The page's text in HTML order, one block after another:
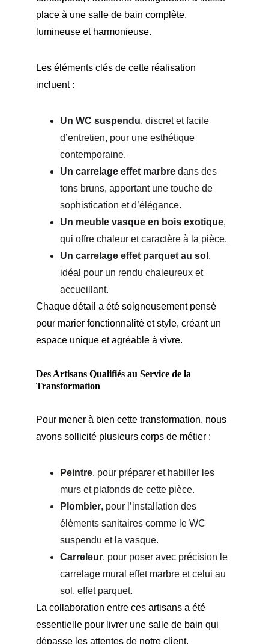
place à une salle de bain complète,
lumineuse et harmonieuse.
Les éléments clés de cette réalisation
incluent :
Un WC suspendu, discret et facile
d’entretien, pour une esthétique
contemporaine.
Un carrelage effet marbre dans des
tons bruns, apportant une touche de
sophistication et d’élégance.
Un meuble vasque en bois exotique,
qui offre chaleur et caractère à la pièce.
Un carrelage effet parquet au sol ,
idéal pour un rendu chaleureux et
accueillant.
Chaque détail a été soigneusement pensé
pour marier fonctionnalité et style, créant un
espace unique et agréable à vivre.
Des Artisans Qualifiés au Service de la
Transformation
Pour mener à bien cette transformation, nous
avons sollicité plusieurs corps de métier :
Peintre, pour préparer et habiller les
murs et plafonds de cette pièce.
Plombier, pour l’installation des
éléments sanitaires comme le WC
suspendu et la vasque.
Carreleur, pour poser avec précision le
carrelage mural effet marbre et celui au
sol, effet parquet.
La collaboration entre ces artisans a été
essentielle pour livrer une salle de bain qui
dépasse les attentes de notre client.